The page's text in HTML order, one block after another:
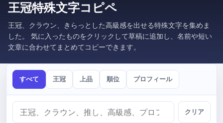
王冠特殊文字コピペ
王冠、クラウン、きらっとした高級感を出せる特殊文字を集めま
した。 気に入ったものをクリックして草稿に追加し、名前や短い
文章に合わせてまとめてコピーできます。
すべて 王冠 上品 順位 プロフィール
クリア